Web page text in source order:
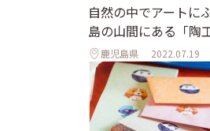
自然の中でアートに
島の山間にある「陶
鹿児島県 2022.07.19